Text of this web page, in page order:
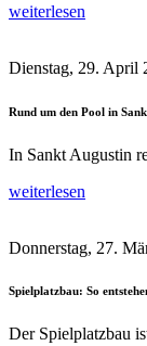
weiterlesen
Dienstag, 29. April
Rund um den Pool in
In Sankt Augustin
weiterlesen
Donnerstag, 27.
Spielplatzbau: So
Der Spielplatzbau